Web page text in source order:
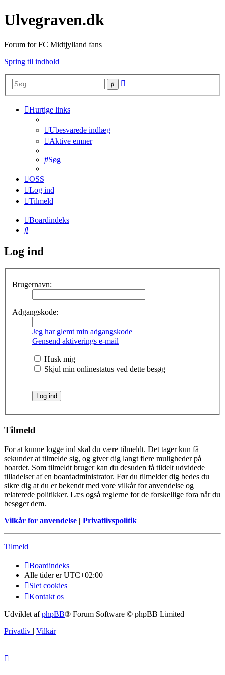
Ulvegraven.dk
Forum for FC Midtjylland fans
Spring til indhold
Søg
Hurtige links
Ubesvarede indlæg
Aktive emner
Søg
OSS
Log ind
Tilmeld
Boardindeks
Søg
Log ind
Brugernavn:
Adgangskode:
Jeg har glemt min adgangskode
Gensend aktiverings e-mail
Husk mig
Skjul min onlinestatus ved dette besøg
Tilmeld
For at kunne logge ind skal du være tilmeldt. Det tager kun få
sekunder at tilmelde sig, og giver dig langt flere muligheder på
boardet. Som tilmeldt bruger kan du desuden få tildelt udvidede
tilladelser af en boardadministrator. Før du tilmelder dig bedes du
sikre dig at du er bekendt med vore vilkår for anvendelse og
relaterede politikker. Læs også reglerne for de forskellige fora når du
besøger dem.
Vilkår for anvendelse | Privatlivspolitik
Tilmeld
Boardindeks
Alle tider erUTC+02:00
Slet cookies
Kontakt os
Udviklet afphpBB® Forum Software © phpBB Limited
Privatliv | Vilkår